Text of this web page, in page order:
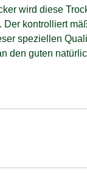
wird diese
kontrolliert
speziellen
den guten